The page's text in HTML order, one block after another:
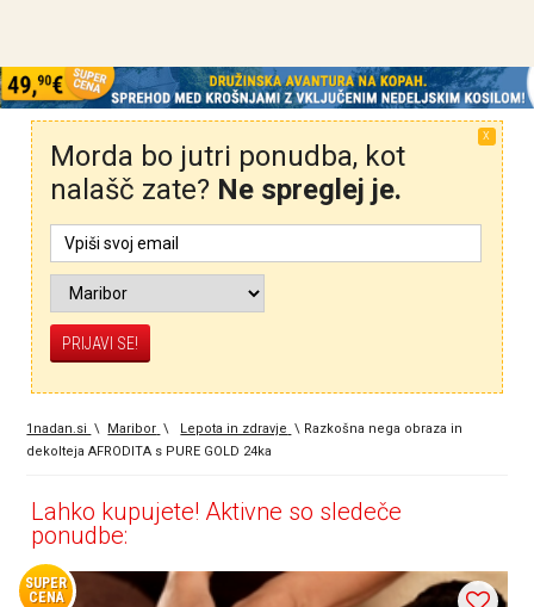
X
Morda bo jutri ponudba, kot
nalašč zate? Ne spreglej je.
1nadan.si \ Maribor \ Lepota in zdravje \ Razkošna nega obraza in
dekolteja AFRODITA s PURE GOLD 24ka
Lahko kupujete! Aktivne so sledeče
ponudbe:
SUPER
CENA